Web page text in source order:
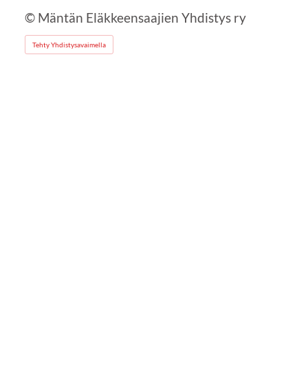
© Mäntän Eläkkeensaajien Yhdistys ry
Tehty Yhdistysavaimella